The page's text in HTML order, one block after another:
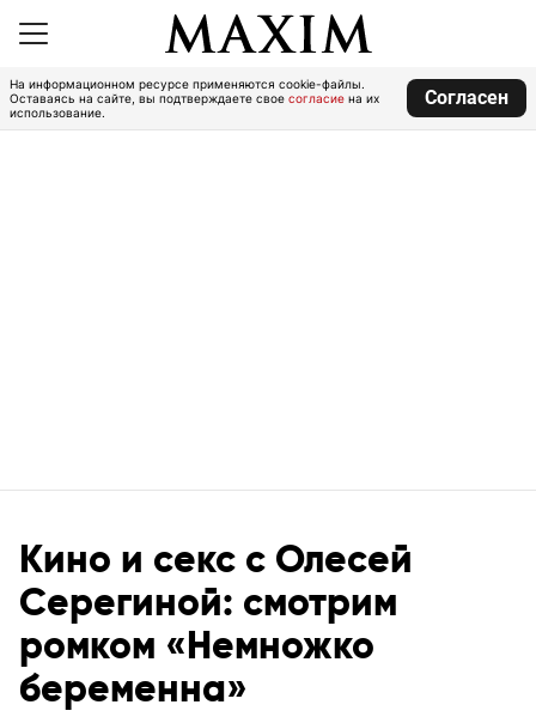
На информационном ресурсе применяются cookie-файлы.
Оставаясь на сайте, вы подтверждаете свое согласие на их
использование.
Согласен
Кино и секс с Олесей
Серегиной: смотрим
ромком «Немножко
беременна»